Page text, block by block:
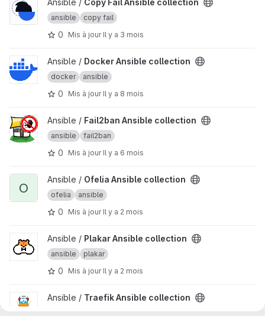
Afficher le projet Copy Fail Ansible collection
Ansible / Copy Fail Ansible collection
ansible copy fail
0 Mis à jour Il y a 3 mois
Afficher le projet Docker Ansible collection
Ansible / Docker Ansible collection
docker ansible
0 Mis à jour Il y a 8 mois
Afficher le projet Fail2ban Ansible collection
Ansible / Fail2ban Ansible collection
ansible fail2ban
0 Mis à jour Il y a 6 mois
Afficher le projet Ofelia Ansible collection
O
Ansible / Ofelia Ansible collection
ofelia ansible
0 Mis à jour Il y a 2 mois
Afficher le projet Plakar Ansible collection
Ansible / Plakar Ansible collection
ansible plakar
0 Mis à jour Il y a 2 mois
Afficher le projet Traefik Ansible collection
Ansible / Traefik Ansible collection